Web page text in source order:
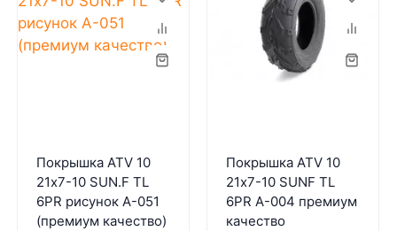
Покрышка ATV 10
21х7-10 SUN.F TL
6PR рисунок A-051
(премиум качество)
Покрышка ATV 10
21х7-10 SUNF TL
6PR A-004 премиум
качество